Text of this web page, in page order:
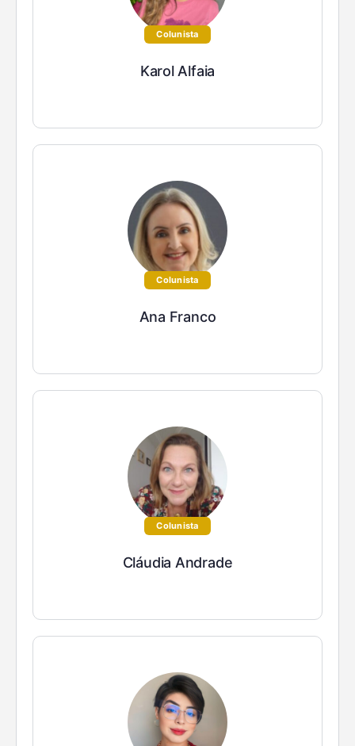
Colunista
Karol Alfaia
Colunista
Ana Franco
Colunista
Cláudia Andrade